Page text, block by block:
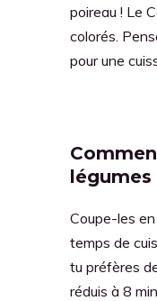
poireau ! Le
colorés.
pour une
Coupe-les
temps de
tu préfères
réduis à 8